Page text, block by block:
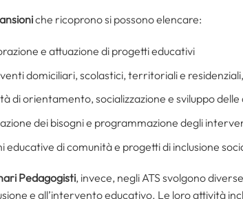
che ricoprono si possono elencare:
e attuazione di progetti educativi
domiciliari, scolastici, territoriali e
di orientamento, socializzazione e sviluppo
dei bisogni e programmazione degli
educative di comunità e progetti di inclusione
Pedagogisti, invece, negli ATS svolgono
e all’intervento educativo. Le loro attività